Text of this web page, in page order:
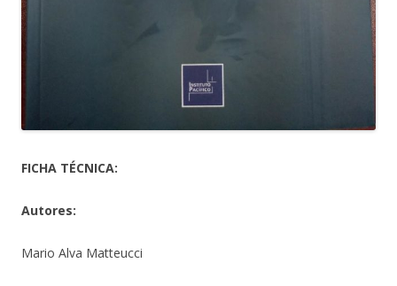
FICHA TÉCNICA:
Autores:
Mario Alva Matteucci